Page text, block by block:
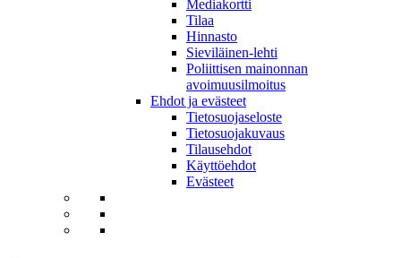
Mediakortti
Tilaa
Hinnasto
Sieviläinen-lehti
Poliittisen mainonnan
avoimuusilmoitus
Ehdot ja evästeet
Tietosuojaseloste
Tietosuojakuvaus
Tilausehdot
Käyttöehdot
Evästeet